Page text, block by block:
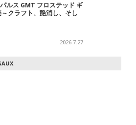
ルス GMT フロステッド ギ
クラフト、艶消し、そし
2026.7.27